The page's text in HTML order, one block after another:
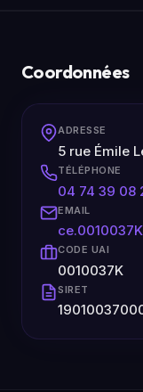
Coordonnées
ADRESSE
5 rue Émile
TÉLÉPHONE
04 74 39 08
EMAIL
CODE UAI
0010037K
SIRET